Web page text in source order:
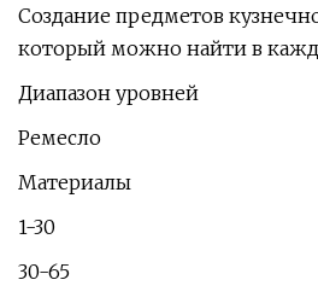
Создание предметов
который можно найти в
Диапазон уровней
Ремесло
Материалы
1-30
30-65